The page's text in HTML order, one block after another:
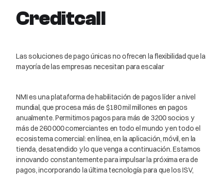
Creditcall
Las soluciones de pago únicas no ofrecen la flexibilidad que la
mayoría de las empresas necesitan para escalar
NMI es una plataforma de habilitación de pagos líder a nivel
mundial, que procesa más de $180 mil millones en pagos
anualmente. Permitimos pagos para más de 3200 socios y
más de 260 000 comerciantes en todo el mundo y en todo el
ecosistema comercial: en línea, en la aplicación, móvil, en la
tienda, desatendido y lo que venga a continuación. Estamos
innovando constantemente para impulsar la próxima era de
pagos, incorporando la última tecnología para que los ISV,